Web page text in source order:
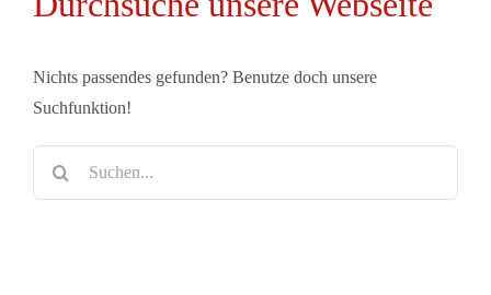
Nichts passendes gefunden? Benutze doch unsere
Suchfunktion!